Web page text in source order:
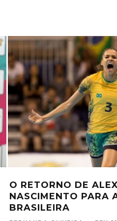
CAMPEONATO
TEMPORADA DE
ESPORTIVO